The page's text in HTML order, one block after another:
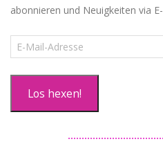
abonnieren und Neuigkeiten via
E-
Mail-
Los hexen!